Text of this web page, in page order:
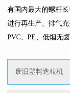
有国内最大的螺杆
进行再生产、排气
PVC、PE、低烟无
废旧塑料造粒机